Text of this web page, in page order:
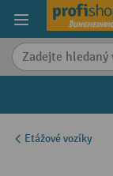
content
Etážové vozíky